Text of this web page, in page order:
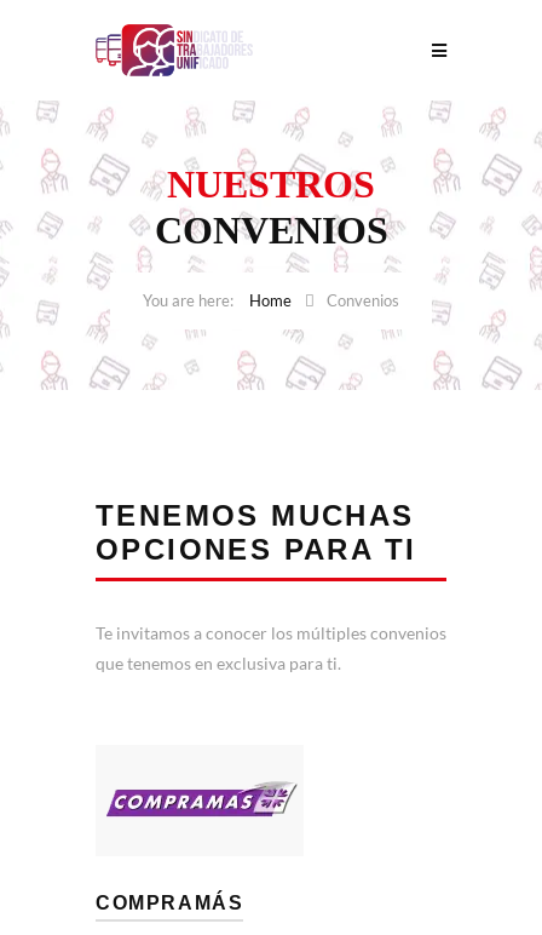
NUESTROS
CONVENIOS
Home Convenios
TENEMOS MUCHAS
OPCIONES PARA TI
Te invitamos a conocer los múltiples convenios
que tenemos en exclusiva para ti.
COMPRAMÁS